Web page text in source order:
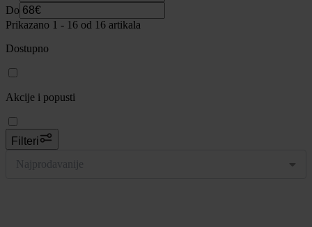
Do
Prikazano 1 - 16 od 16 artikala
Dostupno
Akcije i popusti
Filteri
Najprodavanije